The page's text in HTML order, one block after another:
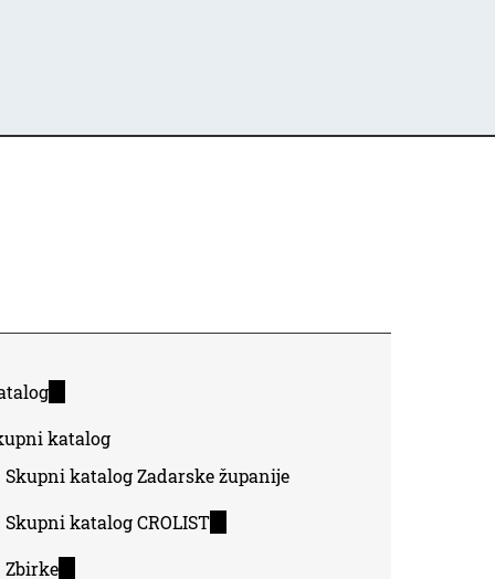
(link
external)
katalog
Skupni katalog Zadarske županije
Skupni katalog CROLIST(link
Zbirke(link